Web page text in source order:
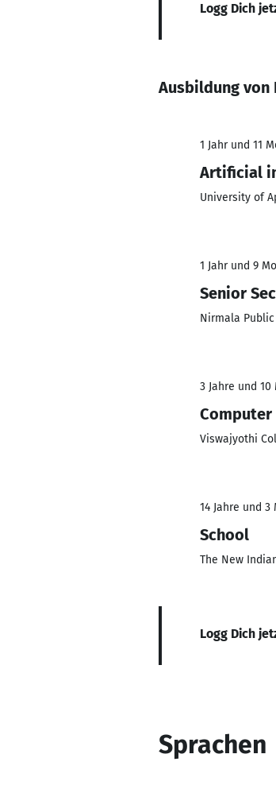
Logg Dich
Ausbildung von
1 Jahr und 11
Artificial
University of
1 Jahr und 9
Senior
Nirmala
3 Jahre und 10
Computer
Viswajyothi
14 Jahre und 3
School
The New
Logg Dich
Sprachen